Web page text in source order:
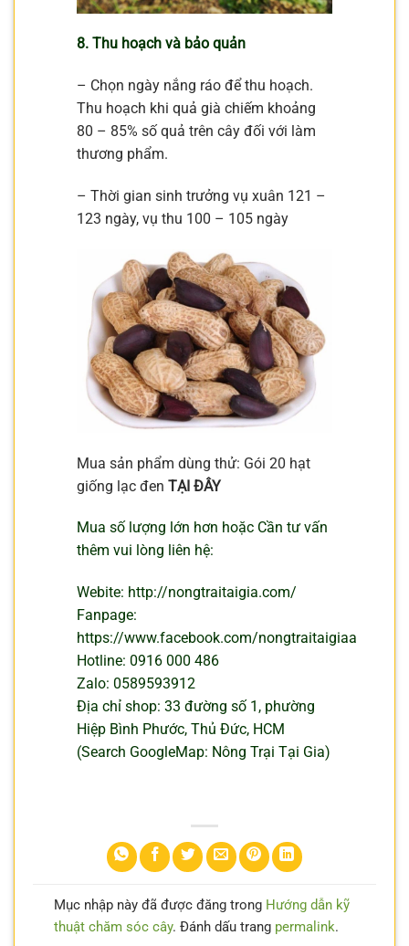
8. Thu hoạch và bảo quản
– Chọn ngày nắng ráo để thu hoạch.
Thu hoạch khi quả già chiếm khoảng
80 – 85% số quả trên cây đối với làm
thương phẩm.
– Thời gian sinh trưởng vụ xuân 121 –
123 ngày, vụ thu 100 – 105 ngày
Mua sản phẩm dùng thử: Gói 20 hạt
giống lạc đen TẠI ĐÂY
Mua số lượng lớn hơn hoặc Cần tư vấn
thêm vui lòng liên hệ:
Webite: http://nongtraitaigia.com/
Fanpage:
https://www.facebook.com/nongtraitaigiaa
Hotline: 0916 000 486
Zalo: 0589593912
Địa chỉ shop: 33 đường số 1, phường
Hiệp Bình Phước, Thủ Đức, HCM
(Search GoogleMap: Nông Trại Tại Gia)
Mục nhập này đã được đăng trong Hướng dẫn kỹ
thuật chăm sóc cây. Đánh dấu trang permalink.